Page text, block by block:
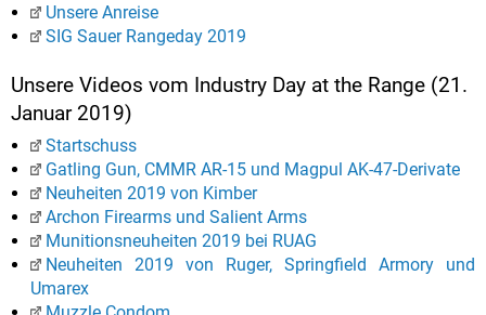
Unsere Anreise
SIG Sauer Rangeday 2019
Unsere Videos vom Industry Day at the Range (21.
Januar 2019)
Startschuss
Gatling Gun, CMMR AR-15 und Magpul AK-47-Derivate
Neuheiten 2019 von Kimber
Archon Firearms und Salient Arms
Munitionsneuheiten 2019 bei RUAG
Neuheiten 2019 von Ruger, Springfield Armory und
Umarex